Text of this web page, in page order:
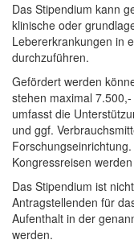
Das Stipendium kann
klinische oder
Lebererkrankungen in
durchzuführen.
Gefördert werden
stehen maximal
umfasst die
und ggf.
Kongressreisen
Das Stipendium ist
Antragstellenden für
Aufenthalt in der
werden.